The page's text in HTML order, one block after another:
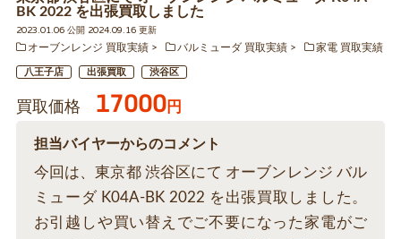
BK 2022 を出張買取しました
2023.01.06 公開 2024.09.16 更新
オーブンレンジ 買取実績
バルミューダ 買取実績 家電 買取実績
八王子店 出張買取 渋谷区
買取価格 17000円
担当バイヤーからのコメント
今回は、東京都 渋谷区にて オーブンレンジ バル
ミューダ K04A-BK 2022 を出張買取しました。
お引越しや買い替えでご不要になった家電がご